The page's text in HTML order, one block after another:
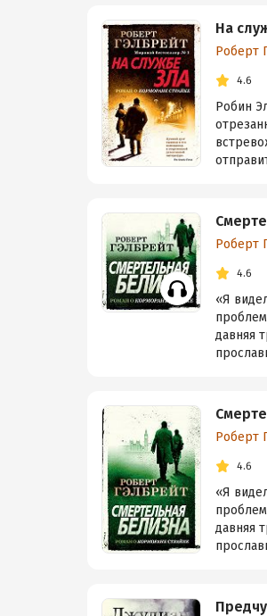
На
Роберт
4.6
Робин
Роберт
4.6
«Я
давняя
Роберт
4.6
«Я
давняя